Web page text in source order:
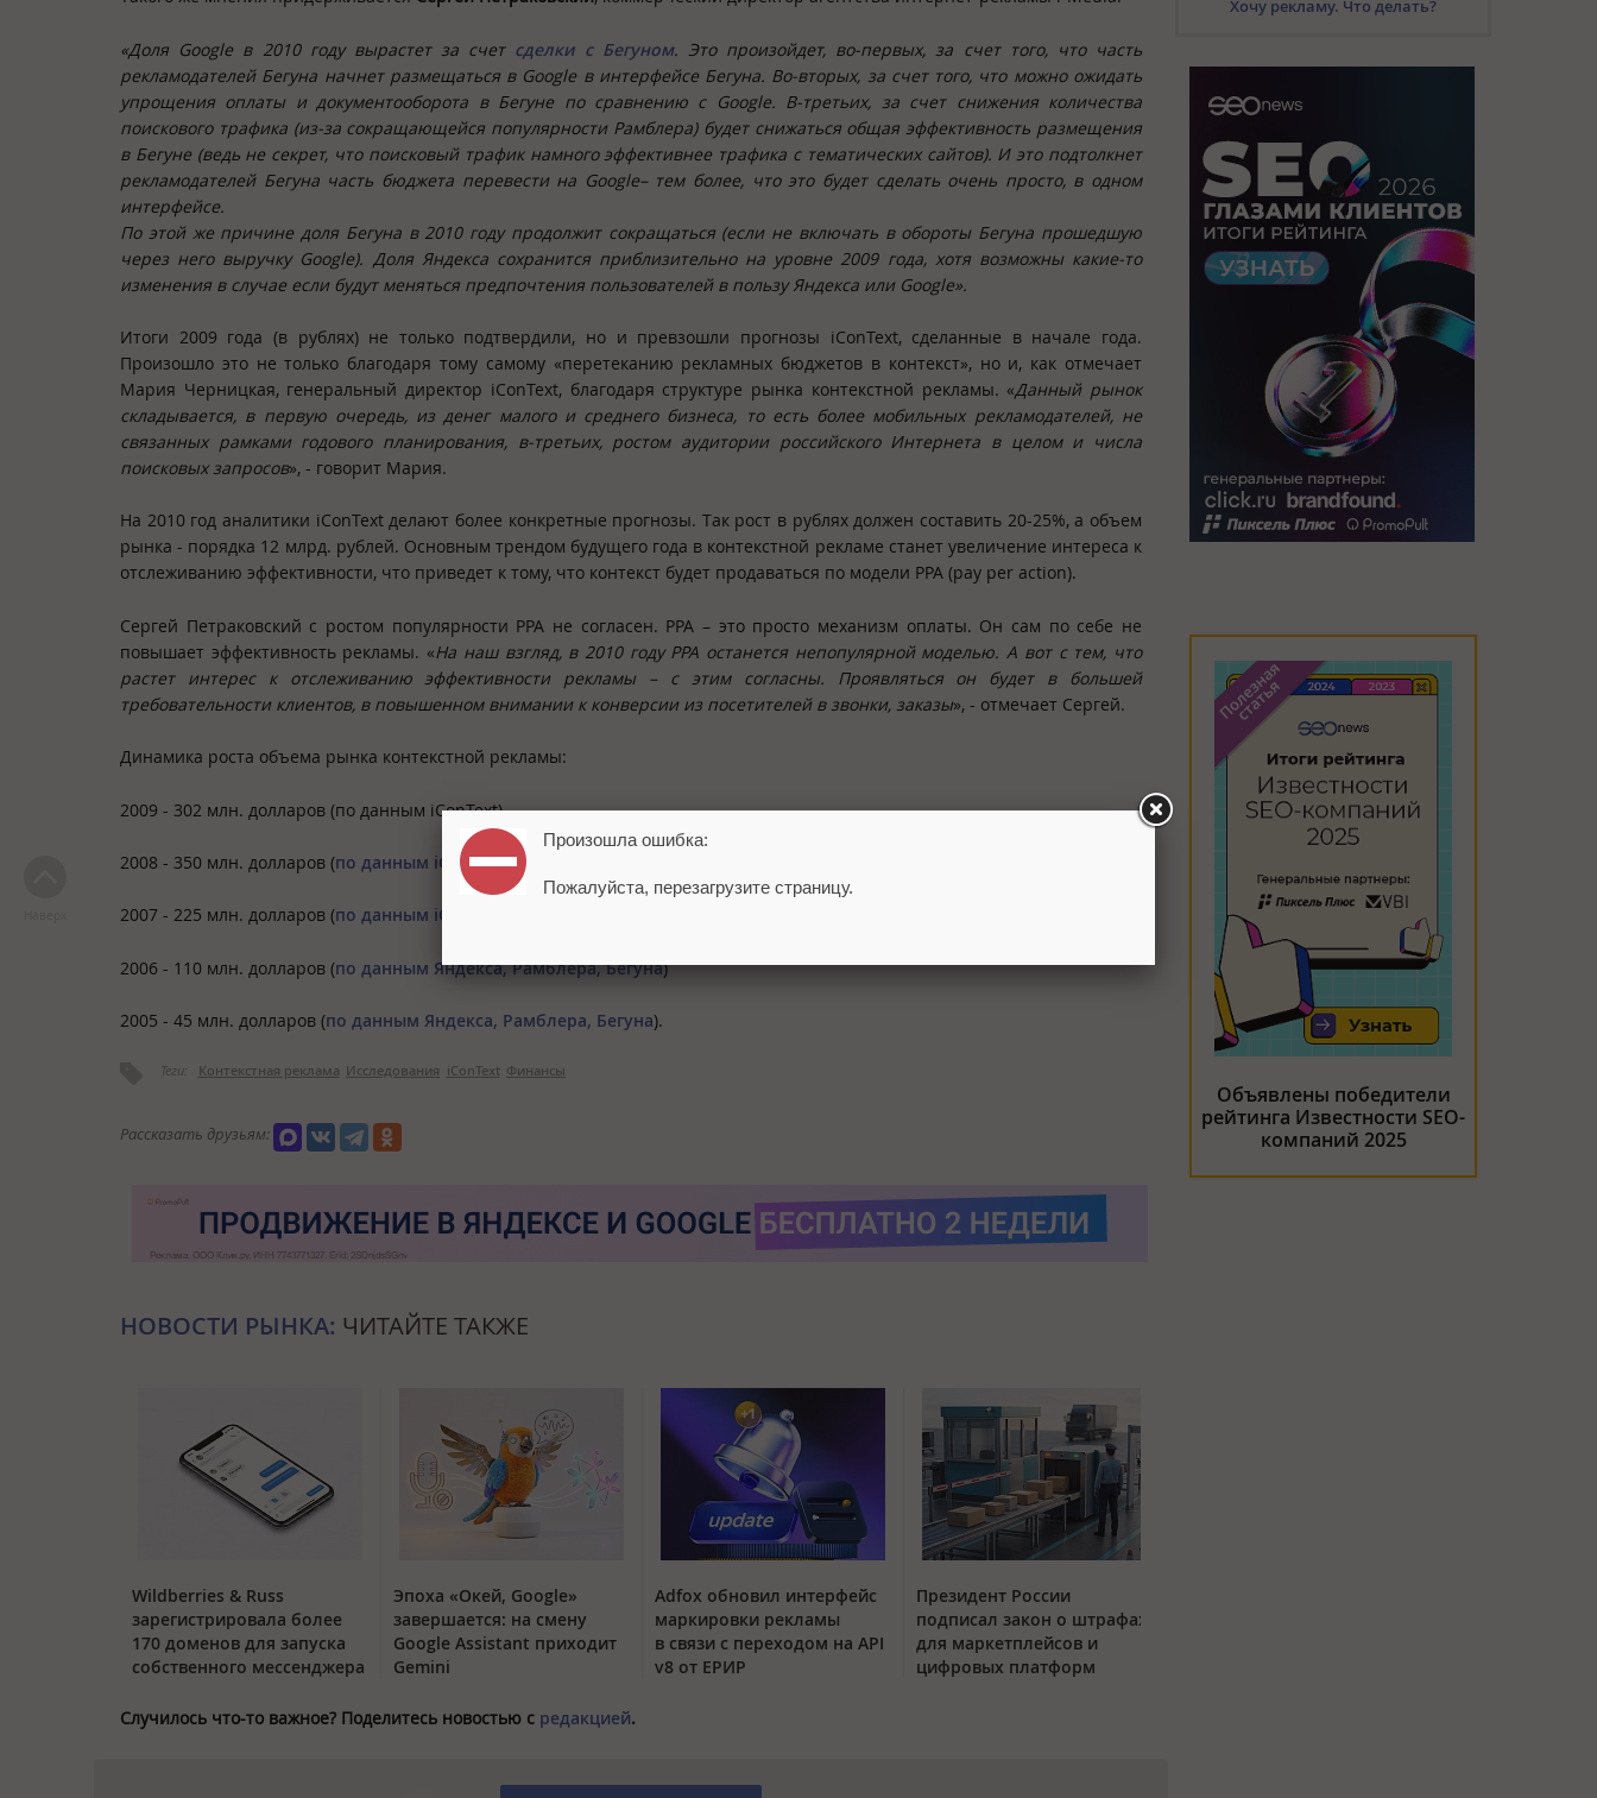
«Доля Google в 2010 году вырастет за счет сделки с Бегуном. Это произойдет, во-первых, за счет того, что часть
рекламодателей Бегуна начнет размещаться в Google в интерфейсе Бегуна. Во-вторых, за счет того, что можно ожидать
упрощения оплаты и документооборота в Бегуне по сравнению с Google. В-третьих, за счет снижения количества
поискового трафика (из-за сокращающейся популярности Рамблера) будет снижаться общая эффективность размещения
в Бегуне (ведь не секрет, что поисковый трафик намного эффективнее трафика с тематических сайтов). И это подтолкнет
рекламодателей Бегуна часть бюджета перевести на Google– тем более, что это будет сделать очень просто, в одном
интерфейсе.
По этой же причине доля Бегуна в 2010 году продолжит сокращаться (если не включать в обороты Бегуна прошедшую
через него выручку Google). Доля Яндекса сохранится приблизительно на уровне 2009 года, хотя возможны какие-то
изменения в случае если будут меняться предпочтения пользователей в пользу Яндекса или Google».
Итоги 2009 года (в рублях) не только подтвердили, но и превзошли прогнозы iConText, сделанные в начале года.
Произошло это не только благодаря тому самому «перетеканию рекламных бюджетов в контекст», но и, как отмечает
Мария Черницкая, генеральный директор iConText, благодаря структуре рынка контекстной рекламы. «Данный рынок
складывается, в первую очередь, из денег малого и среднего бизнеса, то есть более мобильных рекламодателей, не
связанных рамками годового планирования, в-третьих, ростом аудитории российского Интернета в целом и числа
поисковых запросов», - говорит Мария.
На 2010 год аналитики iConText делают более конкретные прогнозы. Так рост в рублях должен составить 20-25%, а объем
рынка - порядка 12 млрд. рублей. Основным трендом будущего года в контекстной рекламе станет увеличение интереса к
отслеживанию эффективности, что приведет к тому, что контекст будет продаваться по модели PPA (pay per action).
Сергей Петраковский с ростом популярности PPA не согласен. PPA – это просто механизм оплаты. Он сам по себе не
повышает эффективность рекламы. «На наш взгляд, в 2010 году PPA останется непопулярной моделью. А вот с тем, что
растет интерес к отслеживанию эффективности рекламы – с этим согласны. Проявляться он будет в большей
требовательности клиентов, в повышенном внимании к конверсии из посетителей в звонки, заказы», - отмечает Сергей.
Динамика роста объема рынка контекстной рекламы:
2009 - 302 млн. долларов (по данным iConText)
2008 - 350 млн. долларов (по данным iConText)
2007 - 225 млн. долларов (по данным iConText
2006 - 110 млн. долларов (по данным Яндекса, Рамблера, Бегуна)
2005 - 45 млн. долларов (по данным Яндекса, Рамблера, Бегуна).
Теги: Контекстная реклама Исследования iConText Финансы
Рассказать друзьям:
НОВОСТИ РЫНКА: ЧИТАЙТЕ ТАКЖЕ
Wildberries & Russ
зарегистрировала более
170 доменов для запуска
собственного мессенджера
Эпоха «Окей, Google»
завершается: на смену
Google Assistant приходит
Gemini
Adfox обновил интерфейс
маркировки рекламы
в связи с переходом на API
v8 от ЕРИР
Президент России
подписал закон о штрафах
для маркетплейсов и
цифровых платформ
Случилось что-то важное? Поделитесь новостью с редакцией.
Хочу рекламу. Что делать?
Объявлены победители
рейтинга Известности SEO-
компаний 2025
Произошла ошибка:
Пожалуйста, перезагрузите страницу.